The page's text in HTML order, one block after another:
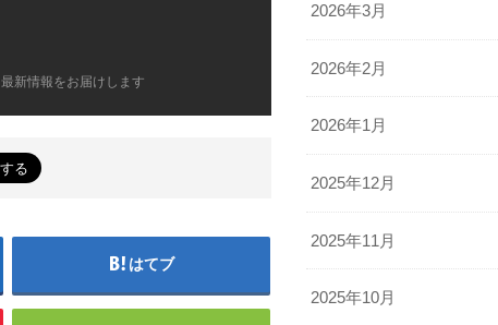
最新情報をお届けします
はてブ
2026年3月
2026年2月
2026年1月
2025年12月
2025年11月
2025年10月